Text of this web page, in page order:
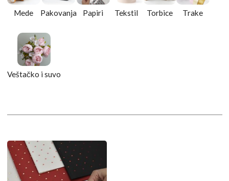
Mede Pakovanja Papiri Tekstil Torbice Trake
Veštačko i suvo
Ovaj
proizvod
ima